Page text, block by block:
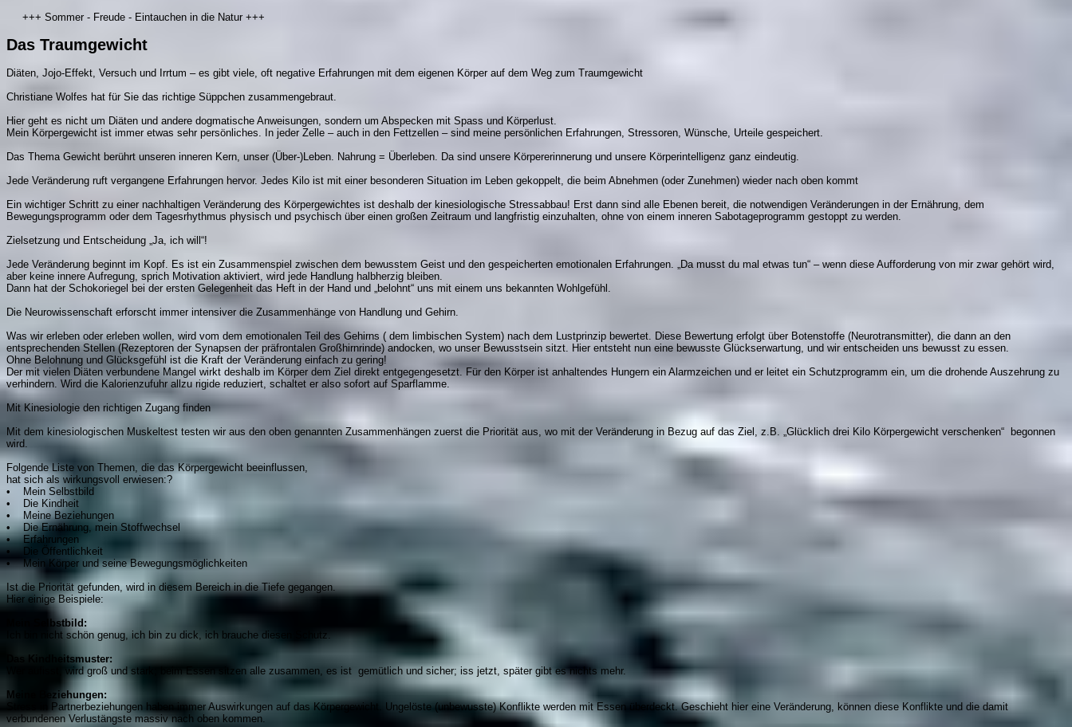
+++ Sommer - Freude - Eintauchen in die Natur +++
Das Traumgewicht
Diäten, Jojo-Effekt, Versuch und Irrtum – es gibt viele, oft negative Erfahrungen mit dem eigenen Körper auf dem Weg zum Traumgewicht
Christiane Wolfes hat für Sie das richtige Süppchen zusammengebraut.
Hier geht es nicht um Diäten und andere dogmatische Anweisungen, sondern um Abspecken mit Spass und Körperlust.
Mein Körpergewicht ist immer etwas sehr persönliches. In jeder Zelle – auch in den Fettzellen – sind meine persönlichen Erfahrungen, Stressoren, Wünsche, Urteile gespeichert.
Das Thema Gewicht berührt unseren inneren Kern, unser (Über-)Leben. Nahrung = Überleben. Da sind unsere Körpererinnerung und unsere Körperintelligenz ganz eindeutig.
Jede Veränderung ruft vergangene Erfahrungen hervor. Jedes Kilo ist mit einer besonderen Situation im Leben gekoppelt, die beim Abnehmen (oder Zunehmen) wieder nach oben kommt
Ein wichtiger Schritt zu einer nachhaltigen Veränderung des Körpergewichtes ist deshalb der kinesiologische Stressabbau! Erst dann sind alle Ebenen bereit, die notwendigen Veränderungen in der Ernährung, dem
Bewegungsprogramm oder dem Tagesrhythmus physisch und psychisch über einen großen Zeitraum und langfristig einzuhalten, ohne von einem inneren Sabotageprogramm gestoppt zu werden.
Zielsetzung und Entscheidung „Ja, ich will“!
Jede Veränderung beginnt im Kopf. Es ist ein Zusammenspiel zwischen dem bewusstem Geist und den gespeicherten emotionalen Erfahrungen. „Da musst du mal etwas tun“ – wenn diese Aufforderung von mir zwar gehört wird,
aber keine innere Aufregung, sprich Motivation aktiviert, wird jede Handlung halbherzig bleiben.
Dann hat der Schokoriegel bei der ersten Gelegenheit das Heft in der Hand und „belohnt“ uns mit einem uns bekannten Wohlgefühl.
Die Neurowissenschaft erforscht immer intensiver die Zusammenhänge von Handlung und Gehirn.
Was wir erleben oder erleben wollen, wird vom dem emotionalen Teil des Gehirns ( dem limbischen System) nach dem Lustprinzip bewertet. Diese Bewertung erfolgt über Botenstoffe (Neurotransmitter), die dann an den
entsprechenden Stellen (Rezeptoren der Synapsen der präfrontalen Großhirnrinde) andocken, wo unser Bewusstsein sitzt. Hier entsteht nun eine bewusste Glückserwartung, und wir entscheiden uns bewusst zu essen.
Ohne Belohnung und Glücksgefühl ist die Kraft der Veränderung einfach zu gering!
Der mit vielen Diäten verbundene Mangel wirkt deshalb im Körper dem Ziel direkt entgegengesetzt. Für den Körper ist anhaltendes Hungern ein Alarmzeichen und er leitet ein Schutzprogramm ein, um die drohende Auszehrung zu
verhindern. Wird die Kalorienzufuhr allzu rigide reduziert, schaltet er also sofort auf Sparflamme.
Mit Kinesiologie den richtigen Zugang finden
Mit dem kinesiologischen Muskeltest testen wir aus den oben genannten Zusammenhängen zuerst die Priorität aus, wo mit der Veränderung in Bezug auf das Ziel, z.B. „Glücklich drei Kilo Körpergewicht verschenken“ begonnen
wird.
Folgende Liste von Themen, die das Körpergewicht beeinflussen,
hat sich als wirkungsvoll erwiesen:?
• Mein Selbstbild
• Die Kindheit
• Meine Beziehungen
• Die Ernährung, mein Stoffwechsel
• Erfahrungen
• Die Öffentlichkeit
• Mein Körper und seine Bewegungsmöglichkeiten
Ist die Priorität gefunden, wird in diesem Bereich in die Tiefe gegangen.
Hier einige Beispiele:
Mein Selbstbild:
Ich bin nicht schön genug, ich bin zu dick, ich brauche diesen Schutz.
Das Kindheitsmuster:
Wer aufisst, wird groß und stark; beim Essen sitzen alle zusammen, es ist gemütlich und sicher; iss jetzt, später gibt es nichts mehr.
Meine Beziehungen:
Stress in Partnerbeziehungen haben immer Auswirkungen auf das Körpergewicht. Ungelöste (unbewusste) Konflikte werden mit Essen überdeckt. Geschieht hier eine Veränderung, können diese Konflikte und die damit
verbundenen Verlustängste massiv nach oben kommen.